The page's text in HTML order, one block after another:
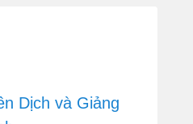
Dịch và Giảng